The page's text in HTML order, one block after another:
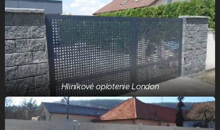
Hliníkové oplotenie London